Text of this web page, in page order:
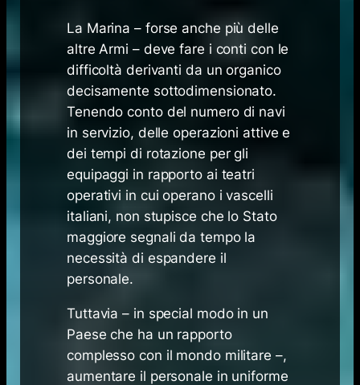
La Marina – forse anche più delle
altre Armi – deve fare i conti con le
difficoltà derivanti da un organico
decisamente sottodimensionato.
Tenendo conto del numero di navi
in servizio, delle operazioni attive e
dei tempi di rotazione per gli
equipaggi in rapporto ai teatri
operativi in cui operano i vascelli
italiani, non stupisce che lo Stato
maggiore segnali da tempo la
necessità di espandere il
personale.
Tuttavia – in special modo in un
Paese che ha un rapporto
complesso con il mondo militare –,
aumentare il personale in uniforme